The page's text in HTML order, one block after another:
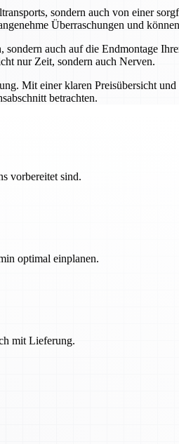
sondern auch von einer
Überraschungen und
auch auf die Endmontage
nur Zeit, sondern auch Nerven.
Mit einer klaren Preisübersicht
betrachten.
vorbereitet sind.
optimal einplanen.
mit Lieferung.